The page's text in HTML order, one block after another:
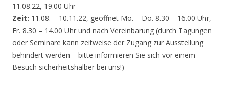
11.08.22, 19.00 Uhr
Zeit: 11.08. – 10.11.22, geöffnet Mo. – Do. 8.30 – 16.00 Uhr,
Fr. 8.30 – 14.00 Uhr und nach Vereinbarung (durch Tagungen
oder Seminare kann zeitweise der Zugang zur Ausstellung
behindert werden – bitte informieren Sie sich vor einem
Besuch sicherheitshalber bei uns!)